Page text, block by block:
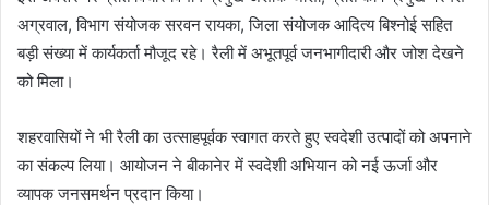
अग्रवाल, विभाग संयोजक सरवन रायका, जिला संयोजक आदित्य बिश्नोई सहित
बड़ी संख्या में कार्यकर्ता मौजूद रहे। रैली में अभूतपूर्व जनभागीदारी और जोश देखने
को मिला।
शहरवासियों ने भी रैली का उत्साहपूर्वक स्वागत करते हुए स्वदेशी उत्पादों को अपनाने
का संकल्प लिया। आयोजन ने बीकानेर में स्वदेशी अभियान को नई ऊर्जा और
व्यापक जनसमर्थन प्रदान किया।